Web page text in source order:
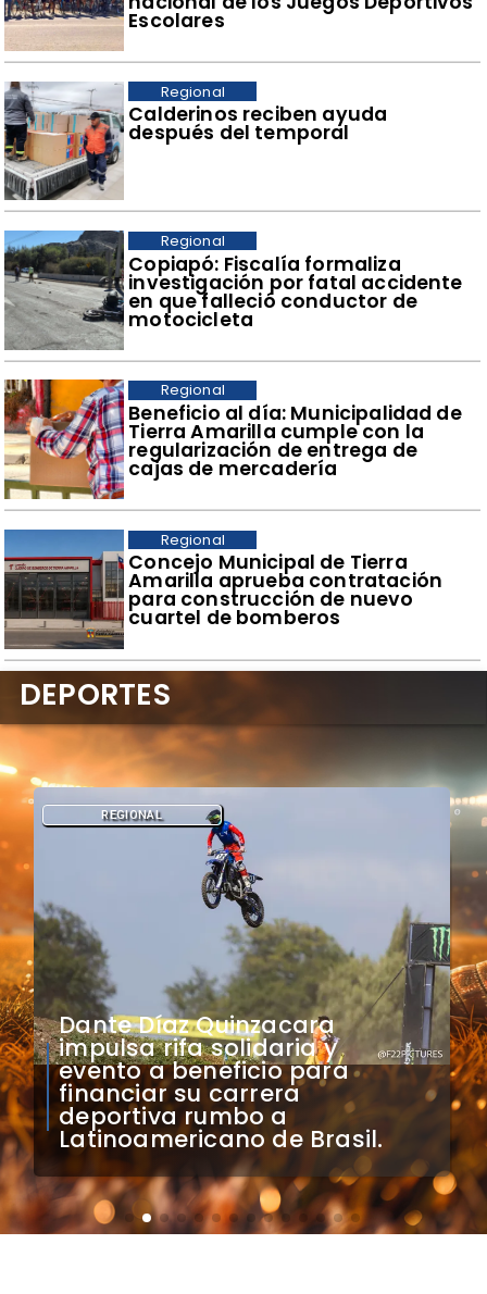
Escolares
​Calderinos reciben ayuda
después del temporal
Regional
​Copiapó: Fiscalía formaliza
investigación por fatal accidente
en que falleció conductor de
motocicleta
Regional
​Beneficio al día: Municipalidad de
Tierra Amarilla cumple con la
regularización de entrega de
cajas de mercadería
Regional
Concejo Municipal de Tierra
Amarilla aprueba contratación
para construcción de nuevo
cuartel de bomberos
Regional
​Ciclistas tierramarillanos
representarán a Atacama en
final nacional de los Juegos
Deportivos Escolares
REGIONAL
DEPORTES